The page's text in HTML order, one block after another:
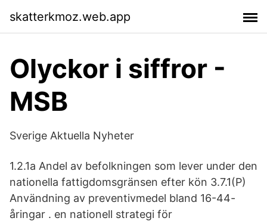
skatterkmoz.web.app
Olyckor i siffror -
MSB
Sverige Aktuella Nyheter
1.2.1a Andel av befolkningen som lever under den
nationella fattigdomsgränsen efter kön 3.7.1(P)
Användning av preventivmedel bland 16-44-
åringar . en nationell strategi för